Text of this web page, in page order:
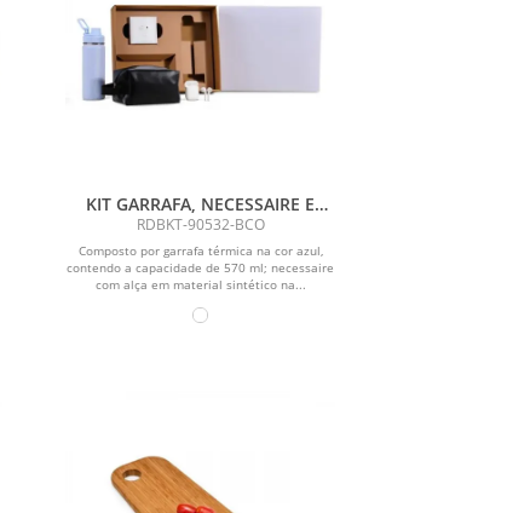
KIT GARRAFA, NECESSAIRE E
FONE - 3 PÇS
RDBKT-90532-BCO
Composto por garrafa térmica na cor azul,
contendo a capacidade de 570 ml; necessaire
com alça em material sintético na...